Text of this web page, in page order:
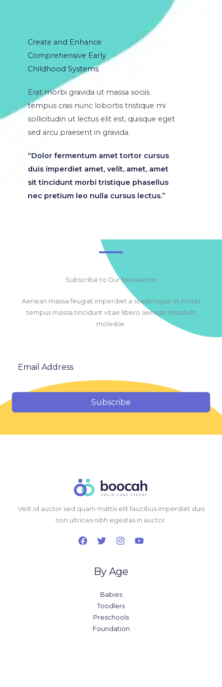
Create and Enhance
Comprehensive Early
Childhood Systems
Erat morbi gravida ut massa sociis
tempus cras nunc lobortis tristique mi
sollicitudin ut lectus elit est, quisque eget
sed arcu praesent in gravida.
“Dolor fermentum amet tortor cursus
duis imperdiet amet, velit, amet, amet
sit tincidunt morbi tristique phasellus
nec pretium leo nulla cursus lectus.”
Subscribe to Our Newsletter
Aenean massa feugiat imperdiet a scelerisque et morbi
tempus massa tincidunt vitae libero aenean tincidunt
molestie.
Subscribe
Velit id auctor sed quam mattis elit faucibus imperdiet duis
non ultrices nibh egestas in auctor.
By Age
Babies
Toodlers
Preschools
Foundation